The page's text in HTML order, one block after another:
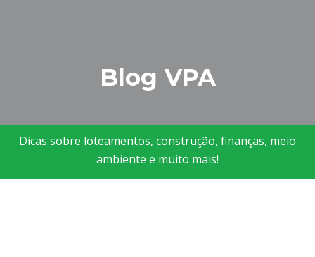
Blog VPA
Dicas sobre loteamentos, construção, finanças, meio
ambiente e muito mais!